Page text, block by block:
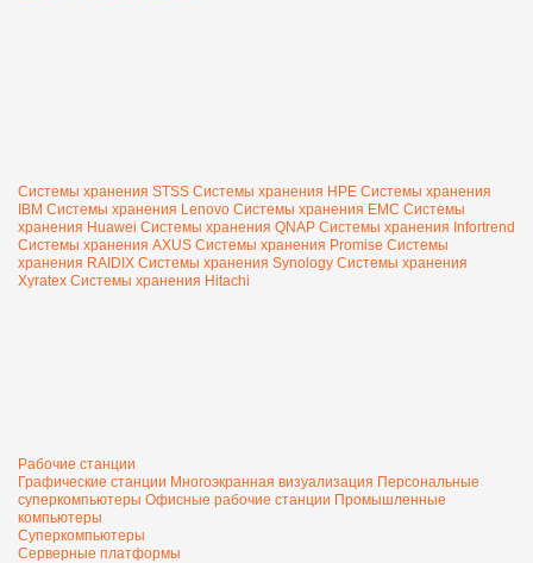
Системы хранения STSS Системы хранения HPE Системы хранения
IBM Системы хранения Lenovo Системы хранения EMC Системы
хранения Huawei Системы хранения QNAP Системы хранения Infortrend
Системы хранения AXUS Системы хранения Promise Системы
хранения RAIDIX Системы хранения Synology Системы хранения
Xyratex Системы хранения Hitachi
Рабочие станции
Графические станции Многоэкранная визуализация Персональные
суперкомпьютеры Офисные рабочие станции Промышленные
компьютеры
Суперкомпьютеры
Серверные платформы